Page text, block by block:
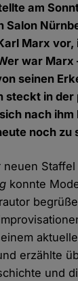
am
Salon
Marx vor,
war Marx
seinen
steckt in der
nach ihm
noch zu
neuen
konnte
erzählte
und